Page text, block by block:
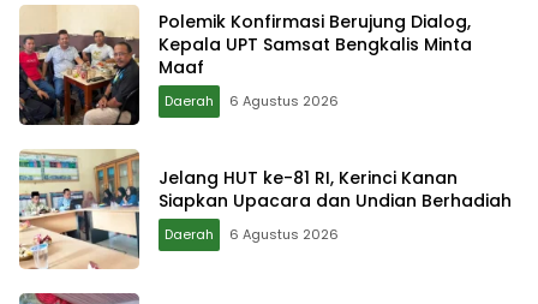
Polemik Konfirmasi Berujung Dialog,
Kepala UPT Samsat Bengkalis Minta
Maaf
Daerah 6 Agustus 2026
Jelang HUT ke-81 RI, Kerinci Kanan
Siapkan Upacara dan Undian Berhadiah
Daerah 6 Agustus 2026